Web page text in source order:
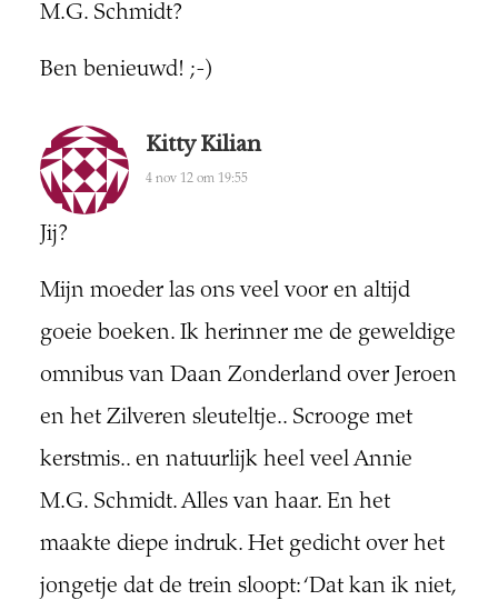
M.G. Schmidt?
Ben benieuwd! ;-)
Kitty Kilian
4 nov 12 om 19:55
Jij?
Mijn moeder las ons veel voor en altijd
goeie boeken. Ik herinner me de geweldige
omnibus van Daan Zonderland over Jeroen
en het Zilveren sleuteltje.. Scrooge met
kerstmis.. en natuurlijk heel veel Annie
M.G. Schmidt. Alles van haar. En het
maakte diepe indruk. Het gedicht over het
jongetje dat de trein sloopt: ‘Dat kan ik niet,